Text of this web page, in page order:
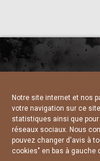
Notre site internet et nos
votre navigation sur ce
statistiques ainsi que
réseaux sociaux. Nous
pouvez changer d'avis à
cookies" en bas à gauche
CHARTE DE